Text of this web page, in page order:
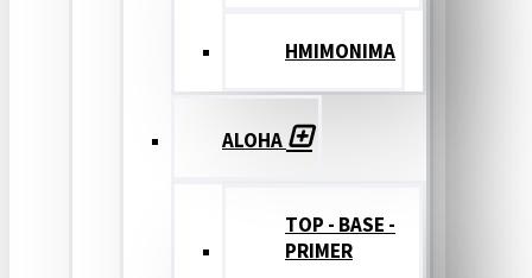
ΗΜΙΜΟΝΙΜΑ
ALOHA
TOP - BASE -
PRIMER